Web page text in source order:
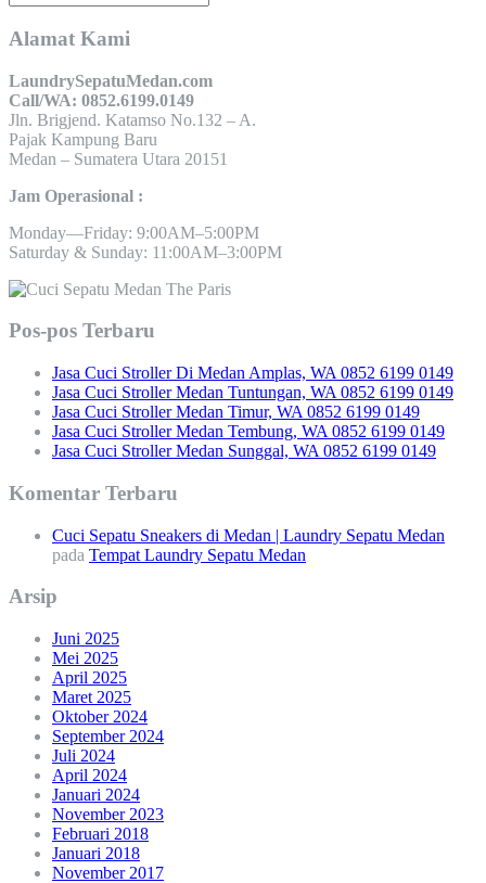
Alamat Kami
LaundrySepatuMedan.com
Call/WA: 0852.6199.0149
Jln. Brigjend. Katamso No.132 – A.
Pajak Kampung Baru
Medan – Sumatera Utara 20151
Jam Operasional :
Monday—Friday: 9:00AM–5:00PM
Saturday & Sunday: 11:00AM–3:00PM
Pos-pos Terbaru
Jasa Cuci Stroller Di Medan Amplas, WA 0852 6199 0149
Jasa Cuci Stroller Medan Tuntungan, WA 0852 6199 0149
Jasa Cuci Stroller Medan Timur, WA 0852 6199 0149
Jasa Cuci Stroller Medan Tembung, WA 0852 6199 0149
Jasa Cuci Stroller Medan Sunggal, WA 0852 6199 0149
Komentar Terbaru
Cuci Sepatu Sneakers di Medan | Laundry Sepatu Medan
pada Tempat Laundry Sepatu Medan
Arsip
Juni 2025
Mei 2025
April 2025
Maret 2025
Oktober 2024
September 2024
Juli 2024
April 2024
Januari 2024
November 2023
Februari 2018
Januari 2018
November 2017